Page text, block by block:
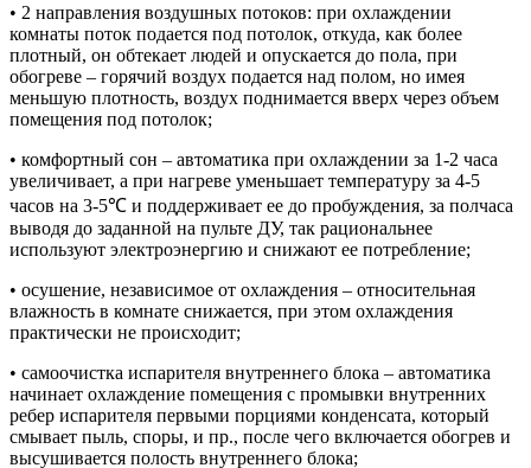
• 2 направления воздушных потоков: при охлаждении
комнаты поток подается под потолок, откуда, как более
плотный, он обтекает людей и опускается до пола, при
обогреве – горячий воздух подается над полом, но имея
меньшую плотность, воздух поднимается вверх через объем
помещения под потолок;
• комфортный сон – автоматика при охлаждении за 1-2 часа
увеличивает, а при нагреве уменьшает температуру за 4-5
часов на 3-5℃ и поддерживает ее до пробуждения, за полчаса
выводя до заданной на пульте ДУ, так рациональнее
используют электроэнергию и снижают ее потребление;
• осушение, независимое от охлаждения – относительная
влажность в комнате снижается, при этом охлаждения
практически не происходит;
• самоочистка испарителя внутреннего блока – автоматика
начинает охлаждение помещения с промывки внутренних
ребер испарителя первыми порциями конденсата, который
смывает пыль, споры, и пр., после чего включается обогрев и
высушивается полость внутреннего блока;